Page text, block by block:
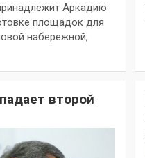
Аркадию
площадок для
набережной,
второй